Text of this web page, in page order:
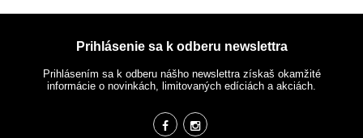
Prihlásenie sa k odberu newslettra
Prihlásením sa k odberu nášho newslettra získaš okamžité
informácie o novinkách, limitovaných edíciách a akciách.